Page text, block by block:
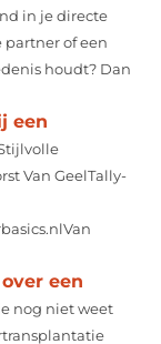
in je directe
partner of een
houdt? Dan
een
Van GeelTally-
een
nog niet weet